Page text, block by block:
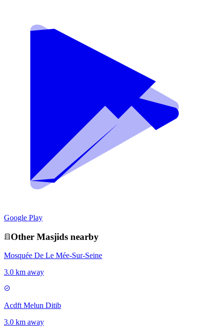
Google Play
Other Masjids nearby
Mosquée De Le Mée-Sur-Seine
3.0 km away
Acdft Melun Ditib
3.0 km away